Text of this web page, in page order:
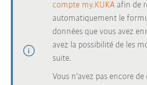
compte my.KUKA afin de
automatiquement le
données que vous avez
avez la possibilité de les
suite.
Vous n’avez pas encore